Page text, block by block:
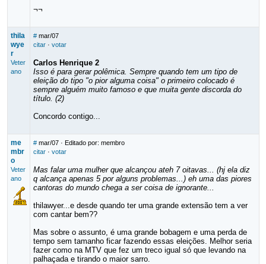
¬¬
thila
wye
r
Veter
ano
# mar/07
citar· votar
Carlos Henrique 2
Isso é para gerar polêmica. Sempre quando tem um tipo de
eleição do tipo "o pior alguma coisa" o primeiro colocado é
sempre alguém muito famoso e que muita gente discorda do
título. (2)
Concordo contigo...
me
mbr
o
Veter
ano
# mar/07· Editado por: membro
citar· votar
Mas falar uma mulher que alcançou ateh 7 oitavas... (hj ela diz
q alcança apenas 5 por alguns problemas...) eh uma das piores
cantoras do mundo chega a ser coisa de ignorante...
thilawyer...e desde quando ter uma grande extensão tem a ver
com cantar bem??
Mas sobre o assunto, é uma grande bobagem e uma perda de
tempo sem tamanho ficar fazendo essas eleições. Melhor seria
fazer como na MTV que fez um treco igual só que levando na
palhaçada e tirando o maior sarro.